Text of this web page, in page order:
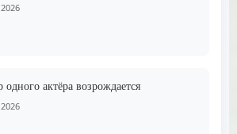
одного актёра возрождается